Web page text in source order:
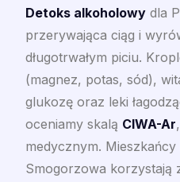
Detoks alkoholowy dla
przerywająca ciąg i
długotrwałym piciu.
(magnez, potas, sód),
glukozę oraz leki
oceniamy skalą CIWA-Ar
medycznym.
Smogorzowa korzystają